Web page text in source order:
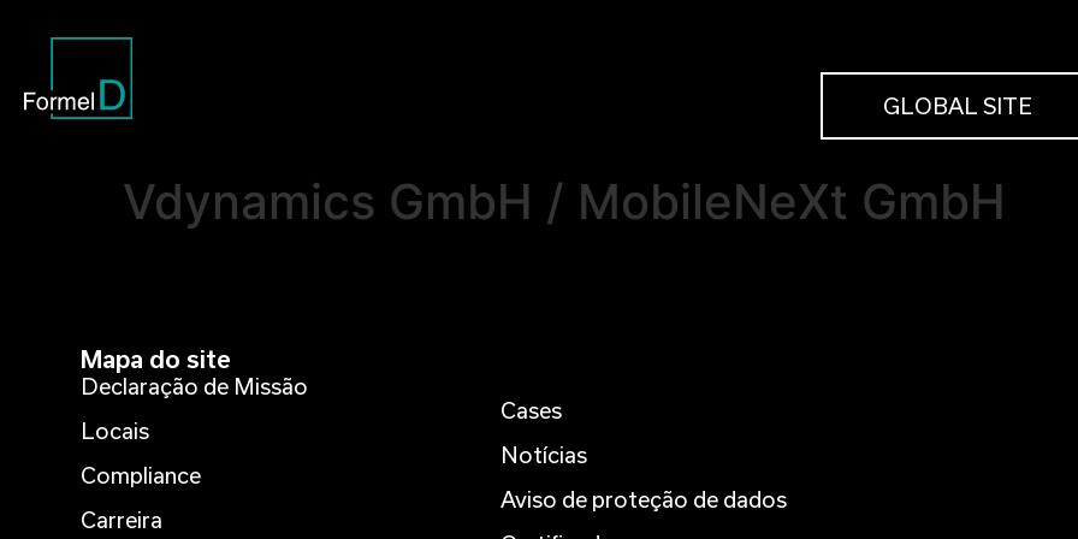
GLOBAL SITE
Vdynamics GmbH / MobileNeXt GmbH
Mapa do site
Declaração de Missão
Locais
Compliance
Carreira
Cases
Notícias
Aviso de proteção de dados